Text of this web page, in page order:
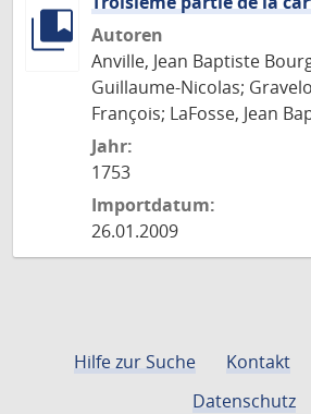
Autoren
Anville, Jean Baptiste
Guillaume-Nicolas;
François; LaFosse, Jean
Jahr:
1753
Importdatum:
26.01.2009
Hilfe zur Suche Kontakt
Datenschutz